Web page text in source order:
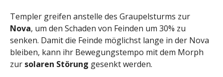
Templer greifen anstelle des Graupelsturms zur
Nova, um den Schaden von Feinden um 30% zu
senken. Damit die Feinde möglichst lange in der Nova
bleiben, kann ihr Bewegungstempo mit dem Morph
zur solaren Störung gesenkt werden.